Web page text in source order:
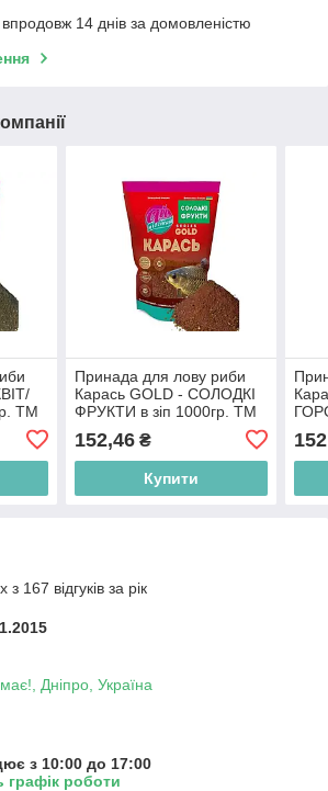
14 днів за домовленістю
ТМ
Принада для лову риби
Карась GOLD - СОЛОДКІ
ФРУКТИ в зіп 1000гр. ТМ
152,46₴
Купити
167 відгуків за рік
Дніпро, Україна
з 10:00 до 17:00
графік роботи